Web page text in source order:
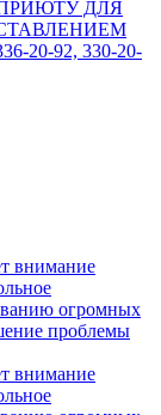
ПРИЮТУ ДЛЯ
20-92, 330-20-
внимание
огромных
проблемы
внимание